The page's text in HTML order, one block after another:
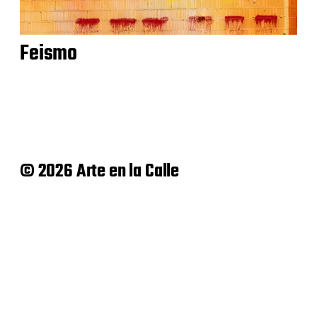
Feismo
© 2026 Arte en la Calle